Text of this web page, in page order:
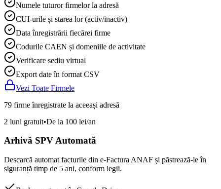
Numele tuturor firmelor la adresă
CUI-urile și starea lor (activ/inactiv)
Data înregistrării fiecărei firme
Codurile CAEN și domeniile de activitate
Verificare sediu virtual
Export date în format CSV
Vezi Toate Firmele
79 firme înregistrate la aceeași adresă
2 luni gratuit•De la 100 lei/an
Arhivă SPV Automată
Descarcă automat facturile din e-Factura ANAF și păstrează-le în
siguranță timp de 5 ani, conform legii.